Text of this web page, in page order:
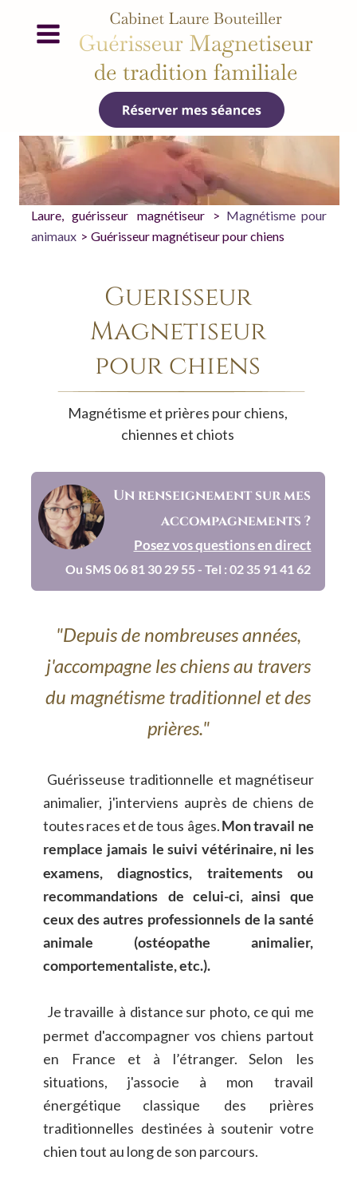
Guérisseur
Magnétiseur
pour chiens
Magnétisme et prières pour chiens,
chiennes et chiots
Laure, guérisseur magnétiseur > Magnétisme pour
animaux > Guérisseur magnétiseur pour chiens
Un renseignement sur mes
accompagnements ?
Posez vos questions en direct
Ou SMS 06 81 30 29 55 - Tel : 02 35 91 41 62
"Depuis de nombreuses années,
j'accompagne les chiens au travers
du magnétisme traditionnel et des
prières."
Guérisseuse traditionnelle et magnétiseur
animalier, j'interviens auprès de chiens de
toutesraces etde tous âges.Montravail ne
remplace jamais le suivi vétérinaire, ni les
examens,
diagnostics, traitements
ou
recommandations de celui-ci, ainsi que
ceux des autres professionnels de la santé
animale
(ostéopathe
animalier,
comportementaliste, etc.).
Je travaille à distance sur photo, ce qui me
permet d'accompagner vos chiens partout
en
France et à l’étranger. Selon
les
situations,
j'associe à mon
travail
énergétique
classique des
prières
traditionnelles destinées à soutenir votre
chien tout au long de son parcours.